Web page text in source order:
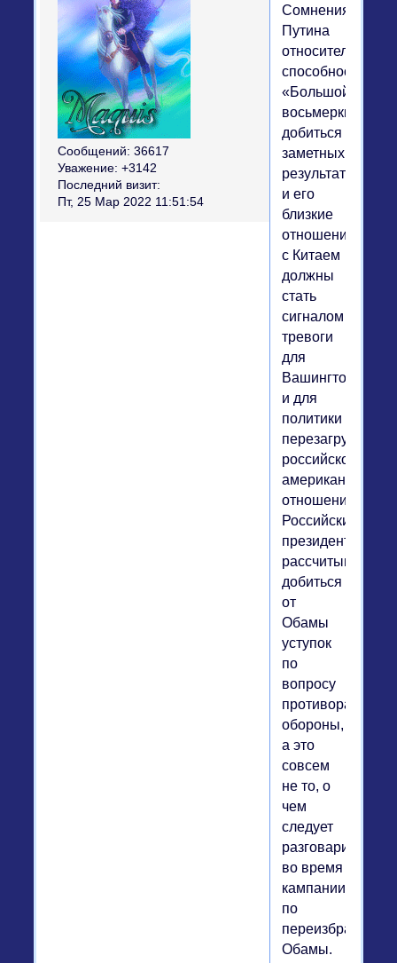
Сообщений: 36617
Уважение: +3142
Последний визит:
Пт, 25 Мар 2022 11:51:54
Сомнения
Путина
относительно
способности
«Большой
восьмерки»
добиться
заметных
результатов
и его
близкие
отношения
с Китаем
должны
стать
сигналом
тревоги
для
Вашингтона
и для
политики
перезагрузки
российско-
американских
отношений.
Российский
президент
рассчитывает
добиться
от
Обамы
уступок
по
вопросу
противоракетной
обороны,
а это
совсем
не то, о
чем
следует
разговаривать
во время
кампании
по
переизбранию
Обамы.